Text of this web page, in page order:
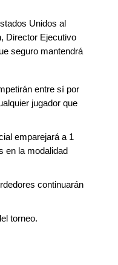
Unidos al
Director Ejecutivo
seguro mantendrá
entre sí por
jugador que
emparejará a 1
en la modalidad
continuarán
torneo.